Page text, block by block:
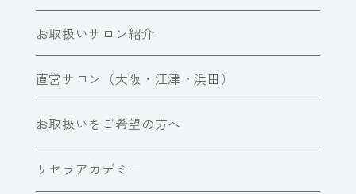
お取扱いサロン紹介
直営サロン（大阪・江津・浜田）
お取扱いをご希望の方へ
リセラアカデミー